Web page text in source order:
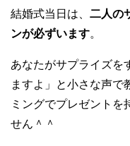
結婚式当日は、 二人の
ンが必ずいます。
あなたがサプライズを
ますよ」と小さな声で
ミングでプレゼントを
せん＾＾